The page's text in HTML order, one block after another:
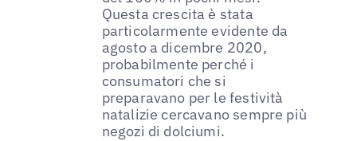
Questa crescita è stata
particolarmente evidente da
agosto a dicembre 2020,
probabilmente perché i
consumatori che si
preparavano per le festività
natalizie cercavano sempre più
negozi di dolciumi.